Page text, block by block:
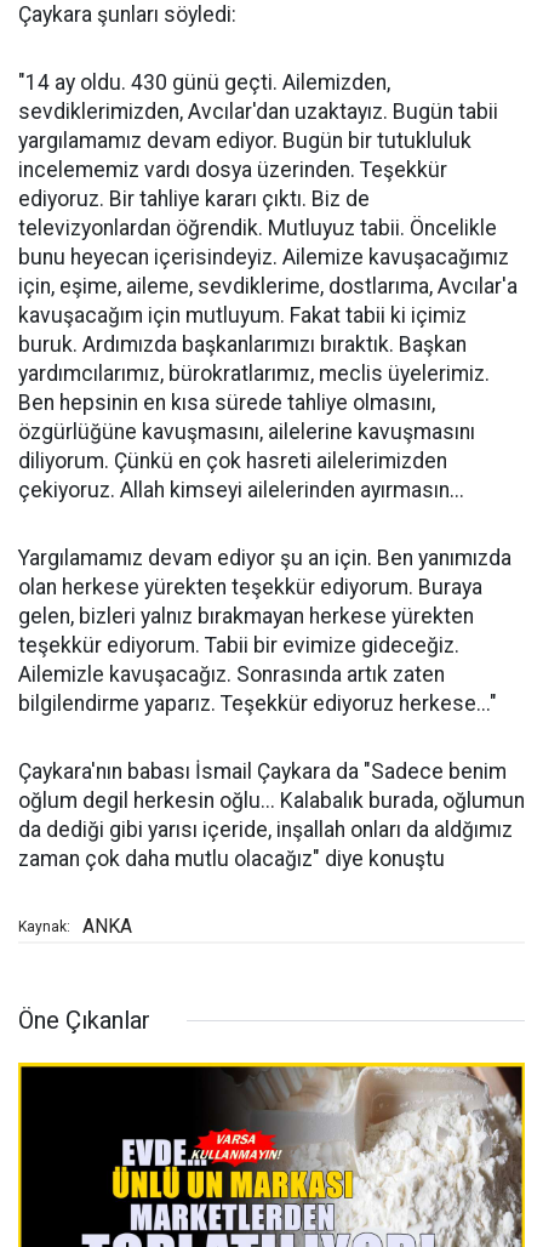
Çaykara şunları söyledi:
"14 ay oldu. 430 günü geçti. Ailemizden,
sevdiklerimizden, Avcılar'dan uzaktayız. Bugün tabii
yargılamamız devam ediyor. Bugün bir tutukluluk
incelememiz vardı dosya üzerinden. Teşekkür
ediyoruz. Bir tahliye kararı çıktı. Biz de
televizyonlardan öğrendik. Mutluyuz tabii. Öncelikle
bunu heyecan içerisindeyiz. Ailemize kavuşacağımız
için, eşime, aileme, sevdiklerime, dostlarıma, Avcılar'a
kavuşacağım için mutluyum. Fakat tabii ki içimiz
buruk. Ardımızda başkanlarımızı bıraktık. Başkan
yardımcılarımız, bürokratlarımız, meclis üyelerimiz.
Ben hepsinin en kısa sürede tahliye olmasını,
özgürlüğüne kavuşmasını, ailelerine kavuşmasını
diliyorum. Çünkü en çok hasreti ailelerimizden
çekiyoruz. Allah kimseyi ailelerinden ayırmasın...
Yargılamamız devam ediyor şu an için. Ben yanımızda
olan herkese yürekten teşekkür ediyorum. Buraya
gelen, bizleri yalnız bırakmayan herkese yürekten
teşekkür ediyorum. Tabii bir evimize gideceğiz.
Ailemizle kavuşacağız. Sonrasında artık zaten
bilgilendirme yaparız. Teşekkür ediyoruz herkese..."
Çaykara'nın babası İsmail Çaykara da "Sadece benim
oğlum degil herkesin oğlu... Kalabalık burada, oğlumun
da dediği gibi yarısı içeride, inşallah onları da aldğımız
zaman çok daha mutlu olacağız" diye konuştu
Kaynak: ANKA
Öne Çıkanlar